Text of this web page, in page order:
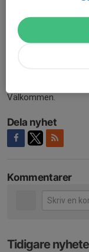
Anmälan sker via
Absolut sista
Välkommen.
Dela nyhet
Kommentarer
Tidigare